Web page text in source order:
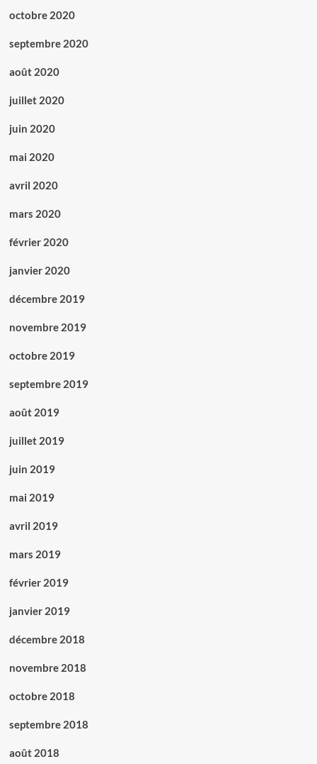
octobre 2020
septembre 2020
août 2020
juillet 2020
juin 2020
mai 2020
avril 2020
mars 2020
février 2020
janvier 2020
décembre 2019
novembre 2019
octobre 2019
septembre 2019
août 2019
juillet 2019
juin 2019
mai 2019
avril 2019
mars 2019
février 2019
janvier 2019
décembre 2018
novembre 2018
octobre 2018
septembre 2018
août 2018